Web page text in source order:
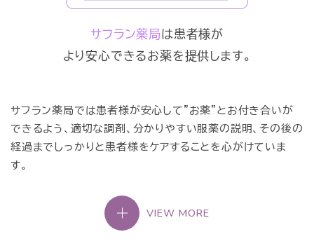
サフラン薬局は患者様が
より安心できるお薬を提供します。
サフラン薬局では患者様が安心して"お薬"とお付き合いが
できるよう、適切な調剤、分かりやすい服薬の説明、その後の
経過までしっかりと患者様をケアすることを心がけていま
す。
VIEW MORE